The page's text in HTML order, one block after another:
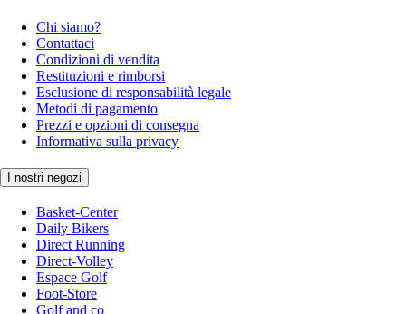
Chi siamo?
Contattaci
Condizioni di vendita
Restituzioni e rimborsi
Esclusione di responsabilità legale
Metodi di pagamento
Prezzi e opzioni di consegna
Informativa sulla privacy
I nostri negozi
Basket-Center
Daily Bikers
Direct Running
Direct-Volley
Espace Golf
Foot-Store
Golf and co